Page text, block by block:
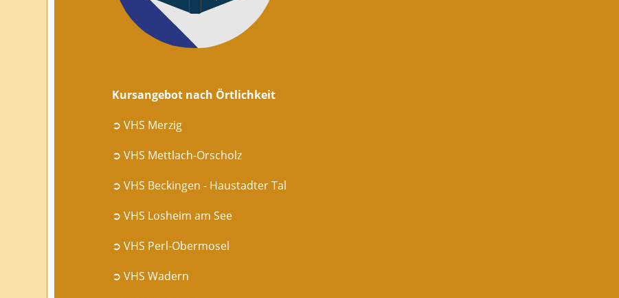
Kursangebot nach Örtlichkeit
➲ VHS Merzig
➲ VHS Mettlach-Orscholz
➲ VHS Beckingen - Haustadter Tal
➲ VHS Losheim am See
➲ VHS Perl-Obermosel
➲ VHS Wadern